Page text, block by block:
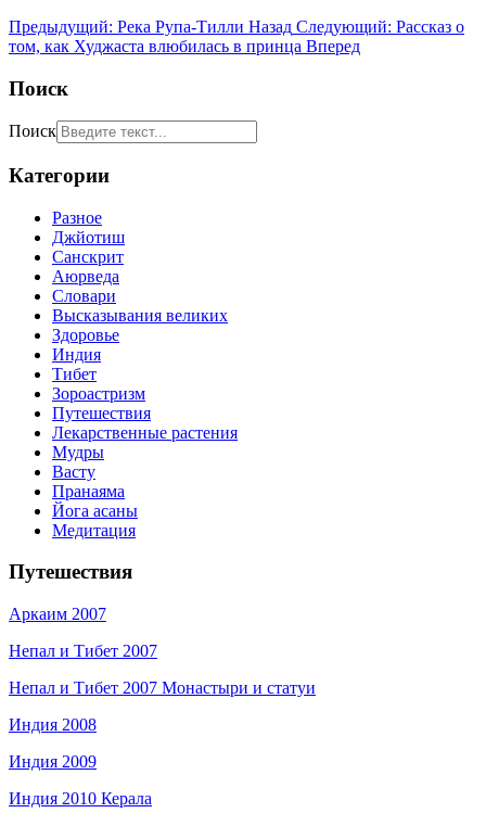
Предыдущий: Река Рупа-Тилли Назад Следующий: Рассказ о
том, как Худжаста влюбилась в принца Вперед
Поиск
Поиск
Категории
Разное
Джйотиш
Санскрит
Аюрведа
Словари
Высказывания великих
Здоровье
Индия
Тибет
Зороастризм
Путешествия
Лекарственные растения
Мудры
Васту
Пранаяма
Йога асаны
Медитация
Путешествия
Аркаим 2007
Непал и Тибет 2007
Непал и Тибет 2007 Монастыри и статуи
Индия 2008
Индия 2009
Индия 2010 Керала